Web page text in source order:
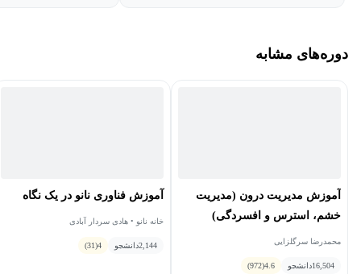
دوره‌های مشابه
آموزش مدیریت درون (مدیریت
خشم، استرس و افسردگی)
محمدرضا سرگلزایی
16,504دانشجو 4.6
(972)
آموزش فناوری نانو در یک نگاه
خانه نانو • هادی سردار آبادی
2,144دانشجو 4
(31)